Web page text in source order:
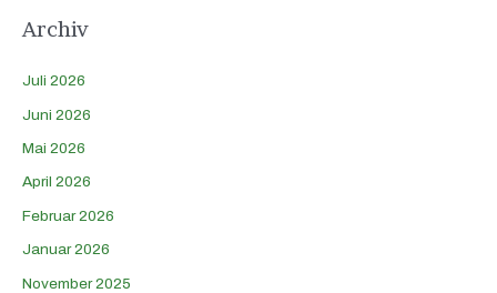
Archiv
Juli 2026
Juni 2026
Mai 2026
April 2026
Februar 2026
Januar 2026
November 2025